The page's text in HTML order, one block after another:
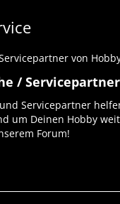
von
/ Servicepartner
Servicepartner
um Deinen Hobby
Forum!